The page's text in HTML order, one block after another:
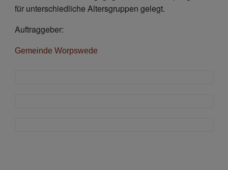
für unterschiedliche Altersgruppen gelegt.
Auftraggeber:
Gemeinde Worpswede